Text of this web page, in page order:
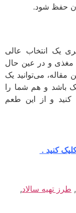
انتخاب عالی
و در عین حال
می‌توانید یک
و هم شما را
و از این طعم
.
تهیه سالاد,